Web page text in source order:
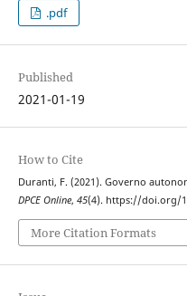
.pdf
Published
2021-01-19
How to Cite
Duranti, F. (2021). Governo
DPCE Online, 45(4). https://doi.org/
More Citation Formats